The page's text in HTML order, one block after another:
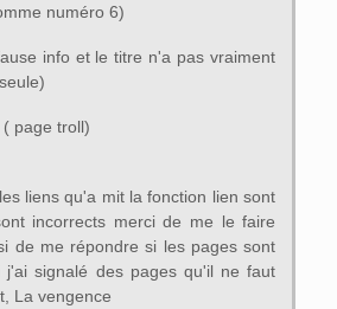
numéro 6)
info et le titre n'a pas vraiment
page troll)
liens qu'a mit la fonction lien sont
incorrects merci de me le faire
de me répondre si les pages sont
j'ai signalé des pages qu'il ne faut
La vengence